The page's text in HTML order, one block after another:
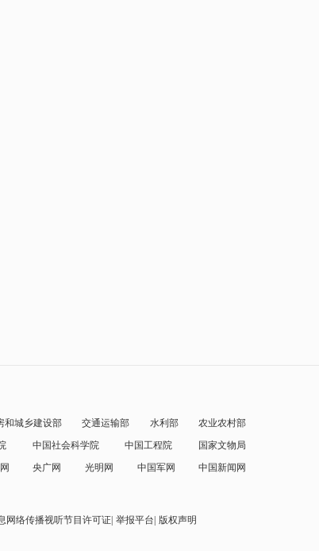
和城乡建设部 交通运输部 水利部
农业农村部
中国社会科学院 中国工程院
国家文物局
央广网 光明网 中国军网
中国新闻网
网络传播视听节目许可证 举报平台 版权声明